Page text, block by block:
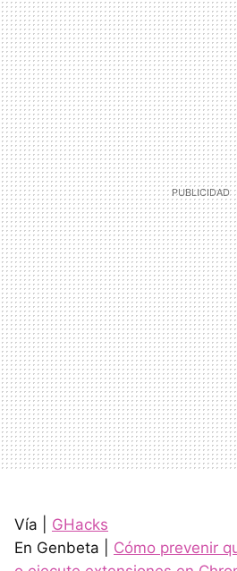
Vía | GHacks
En Genbeta | Cómo prevenir